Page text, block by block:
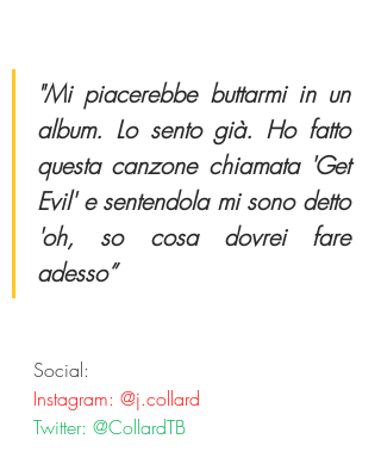
"Mi piacerebbe buttarmi in un
album. Lo sento già. Ho fatto
questa canzone chiamata 'Get
Evil' e sentendola mi sono detto
'oh, so cosa dovrei fare
adesso”
Social:
Instagram: @j.collard
Twitter: @CollardTB